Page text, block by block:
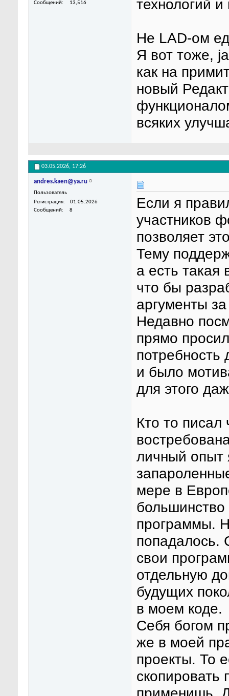
Сообщений
13,516
технологий
Не LAD-ом
Я вот тоже,
как на
новый
всяких
03.05.2026, 17:26
andres.kaen@ya.ru
Пользователь
Регистрация
01.05.2026
Сообщений
8
Если я
участников
позволяет
Тему
а есть такая
что бы
аргументы
Недавно
прямо
и было
для этого
Кто то писал
личный опыт
мере в
большинство
программы.
попадалось.
свои
отдельную
будущих
в моем коде.
Себя богом
же в моей
проекты. То
скопировать